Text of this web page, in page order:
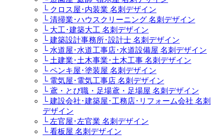
└ クロス屋･内装業 名刺デザイン
└ 清掃業･ハウスクリーニング 名刺デザイン
└ 大工･建築大工 名刺デザイン
└ 建築設計事務所･設計士 名刺デザイン
└ 水道屋･水道工事店･水道設備屋 名刺デザイン
└ 土建業･土木事業･土木工事 名刺デザイン
└ ペンキ屋･塗装屋 名刺デザイン
└ 電気屋･電気工事店 名刺デザイン
└ 鳶・とび職・足場鳶・足場屋 名刺デザイン
└ 建設会社･建築屋･工務店･リフォーム会社 名刺
デザイン
└ 左官屋･左官業 名刺デザイン
└ 看板屋 名刺デザイン